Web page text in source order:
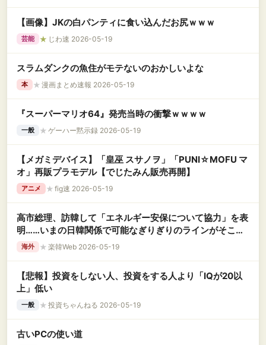
【画像】JKの白パンティに食い込んだお尻ｗｗｗ
芸能 ★ じわ速 2026-05-19
スラムダンクの魚住がモテないのおかしいよな
本 ★ 漫画まとめ速報 2026-05-19
『スーパーマリオ64』発売当時の衝撃ｗｗｗｗ
一般 ★ ゲーハー黙示録 2026-05-19
【メガミデバイス】「皇巫 スサノヲ」「PUNI☆MOFU マ
オ」再販プラモデル【でじたみん販売再開】
アニメ ★ fig速 2026-05-19
高市総理、訪韓して「エネルギー安保について協力」を表
明……いまの日韓関係で可能なぎりぎりのラインがそこだ
わな。あ、それとこの歓待は、アレじゃないですか
海外 ★ 楽韓Web 2026-05-19
【悲報】投資をしない人、投資をする人より「IQが20以
上」低い
一般 ★ 投資ちゃんねる 2026-05-19
古いPCの使い道